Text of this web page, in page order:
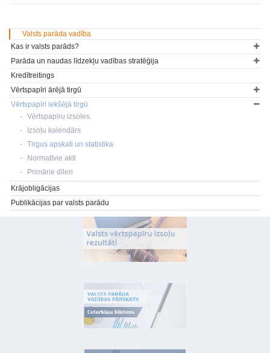
Valsts parāda vadība
Kas ir valsts parāds?
Parāda un naudas līdzekļu vadības stratēģija
Kredītreitings
Vērtspapīri ārējā tirgū
Vērtspapīri iekšējā tirgū
Vērtspapīru izsoles
Izsoļu kalendārs
Tirgus apskati un statistika
Normatīvie akti
Primārie dīleri
Krājobligācijas
Publikācijas par valsts parādu